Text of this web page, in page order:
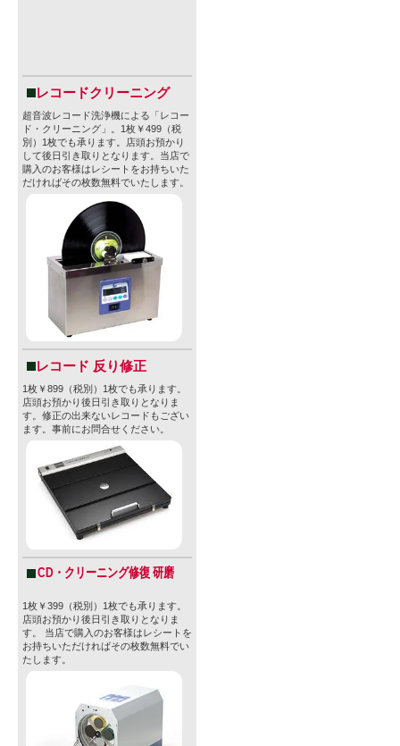
レコードクリーニング
超音波レコード洗浄機による「レコー
ド・クリーニング」。1枚￥499（税
別）1枚でも承ります。店頭お預かり
して後日引き取りとなります。当店で
購入のお客様はレシートをお持ちいた
だければその枚数無料でいたします。
レコード 反り修正
1枚￥899（税別）1枚でも承ります。
店頭お預かり後日引き取りとなりま
す。修正の出来ないレコードもござい
ます。事前にお問合せください。
CD・クリーニング修復 研磨
1枚￥399（税別）1枚でも承ります。
店頭お預かり後日引き取りとなりま
す。 当店で購入のお客様はレシートを
お持ちいただければその枚数無料でい
たします。